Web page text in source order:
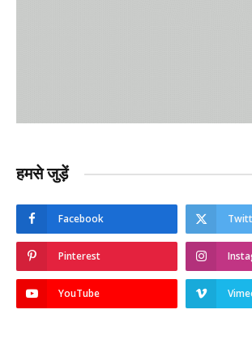
हमसे जुड़ें
Facebook
Pinterest
YouTube